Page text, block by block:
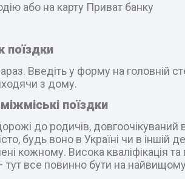
або на карту Приват банку
поїздки
Введіть у форму на головній
з дому.
поїздки
до родичів, довгоочікуваний
будь воно в Україні чи в
кожному. Висока кваліфікація та
все повинно бути на